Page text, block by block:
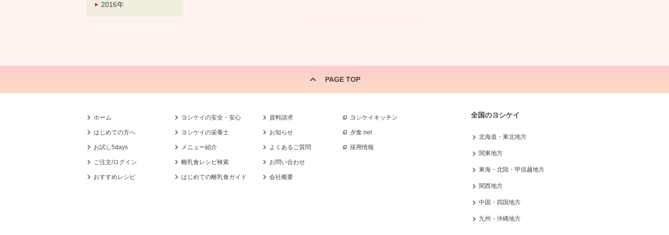
2016年
PAGE TOP
ホーム
はじめての方へ
お試し5days
ご注文/ログイン
おすすめレシピ
ヨシケイの安全・安心
ヨシケイの栄養士
メニュー紹介
離乳食レシピ検索
はじめての離乳食ガイド
資料請求
お知らせ
よくあるご質問
お問い合わせ
会社概要
ヨシケイキッチン
夕食.net
採用情報
全国のヨシケイ
北海道・東北地方
関東地方
東海・北陸・甲信越地方
関西地方
中国・四国地方
九州・沖縄地方